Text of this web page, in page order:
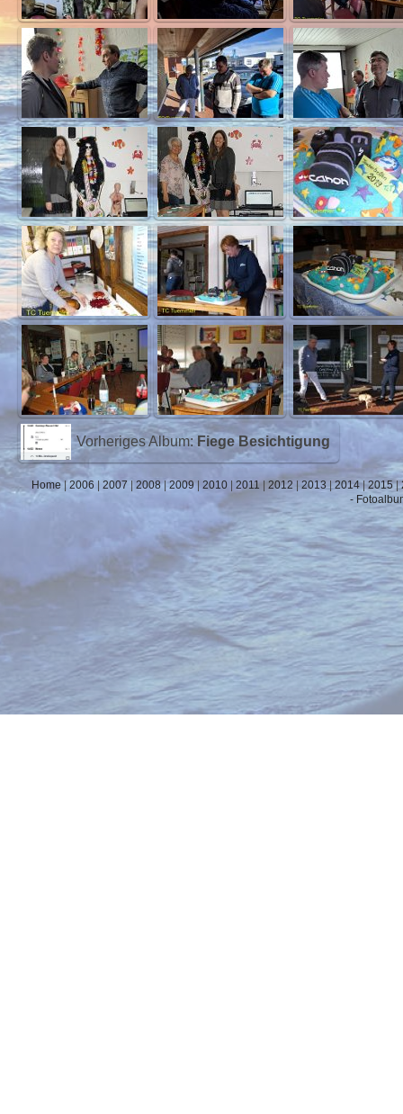
Vorheriges Album: Fiege Besichtigung
Home|2006 |2007 |2008|2009|2010 |2011|2012 |2013 |2014|2015|
-